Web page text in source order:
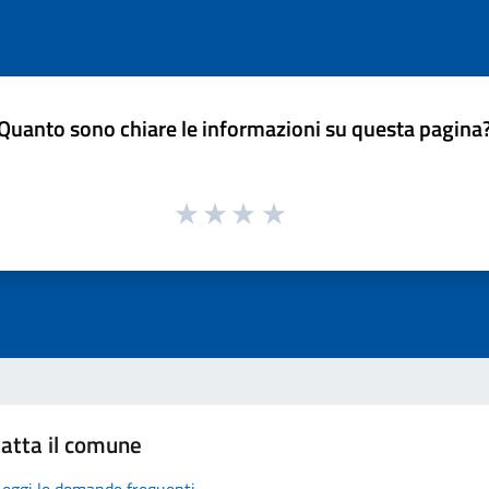
sono chiare le informazioni su questa
il comune